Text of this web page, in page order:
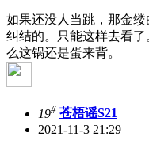
如果还没人当跳，那金
纠结的。只能这样去看
么这锅还是蛋来背。
19# 苍梧谣S21
2021-11-3 21:29